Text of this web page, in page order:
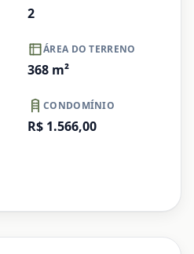
2
ÁREA DO TERRENO
368 m²
CONDOMÍNIO
R$ 1.566,00